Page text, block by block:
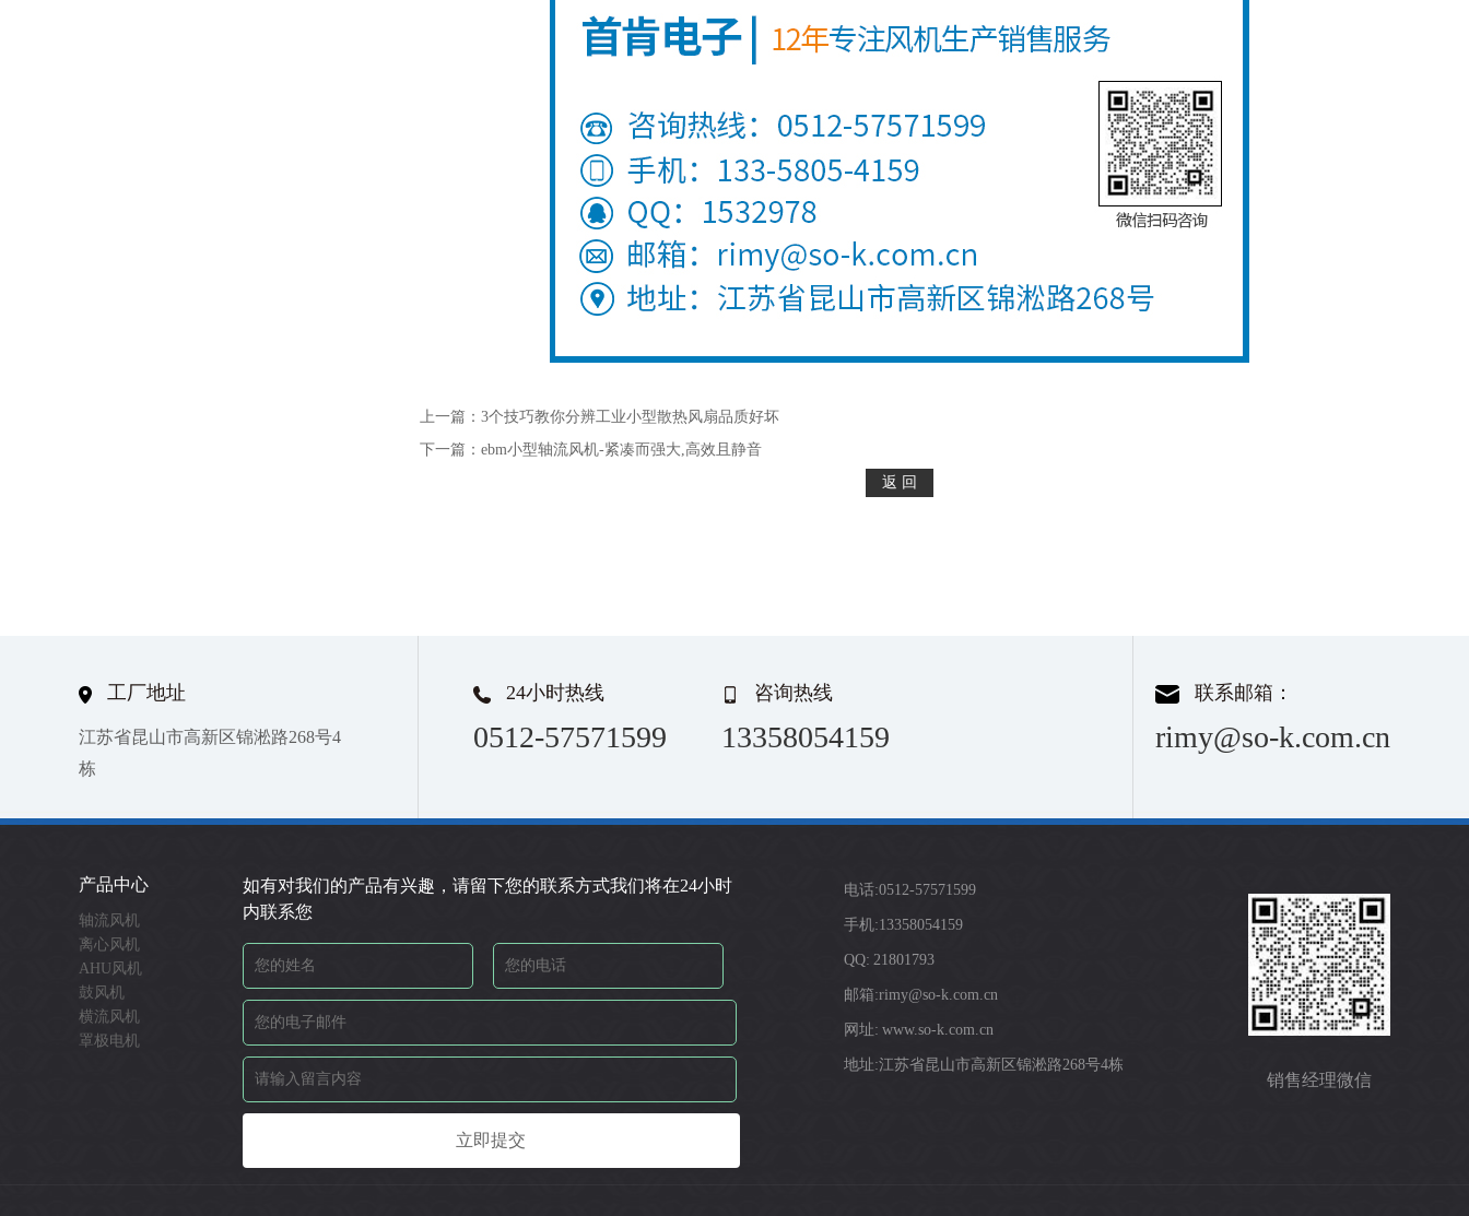
上一篇： 3个技巧教你分辨工业小型散热风扇品质好坏
下一篇： ebm小型轴流风机-紧凑而强大,高效且静音
工厂地址
江苏省昆山市高新区锦淞路268号4
栋
24小时热线
0512-57571599
咨询热线
13358054159
联系邮箱：
rimy@so-k.com.cn
产品中心
轴流风机
离心风机
AHU风机
鼓风机
横流风机
罩极电机
如有对我们的产品有兴趣，请留下您的联系方式我们将在24小时
内联系您
电话:0512-57571599
手机:13358054159
QQ: 21801793
邮箱:rimy@so-k.com.cn
网址: www.so-k.com.cn
地址:江苏省昆山市高新区锦淞路268号4栋
销售经理微信